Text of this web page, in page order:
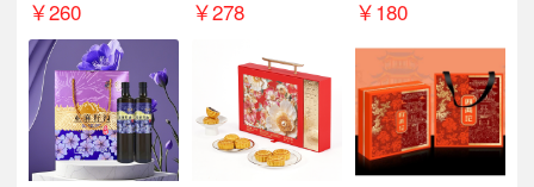
￥260 ￥278 ￥180